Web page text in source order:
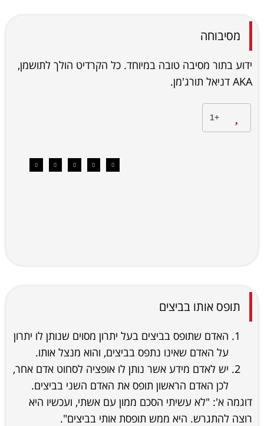
מסיבוחה
ידוע בתור מסיבה טובה במיוחד. כל הקרדיט הולך לתושמן,
AKA דניאל תורג'מן.
+1
תופס אותו בביצים
האדם שתופס בביצים בעל יתרון מסוים שנותן לו יתרון
על האדם שאינו נתפס בביצים, והוא מנצל אותו.
יש לאדם מידע אשר נותן לו אופציה לסחוט אדם אחר,
לכן האדם הראשון תופס את האדם השני בביצים.
דוגמה א': "לא עשיתי הסכם ממון עם אשתי, ועכשיו היא
רוצה להתגרש. היא ממש תופסת אותי בביצים".